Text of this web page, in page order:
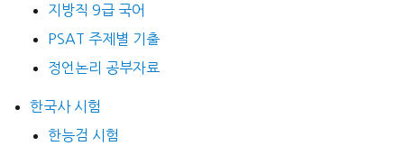
지방직 9급 국어
PSAT 주제별 기출
정언논리 공부자료
한국사 시험
한능검 시험